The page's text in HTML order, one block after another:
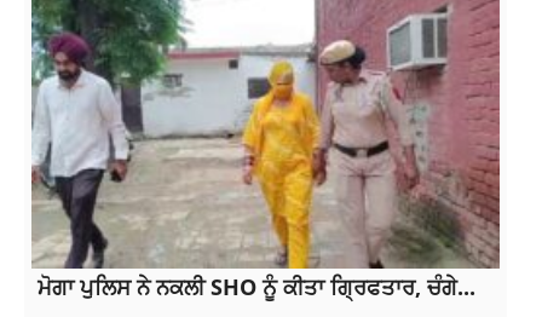
ਮੋਗਾ ਪੁਲਿਸ ਨੇ ਨਕਲੀ SHO ਨੂੰ ਕੀਤਾ ਗ੍ਰਿਫਤਾਰ, ਚੰਗੇ...